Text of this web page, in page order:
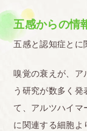
五感からの情
五感と認知症とに
嗅覚の衰えが、ア
う研究が数多く発
て、アルツハイマ
に関連する細胞よ